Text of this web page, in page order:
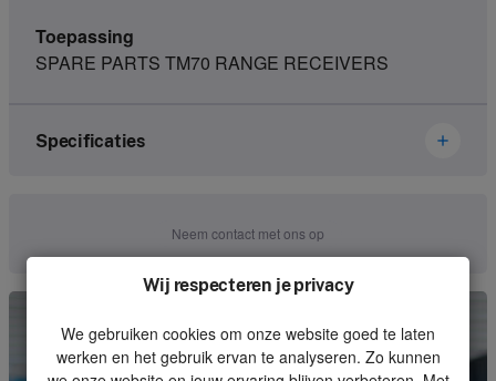
Toepassing
SPARE PARTS TM70 RANGE RECEIVERS
Specificaties
Eenheid
Stuk
Neem contact met ons op
Wij respecteren je privacy
We gebruiken cookies om onze website goed te laten
werken en het gebruik ervan te analyseren. Zo kunnen